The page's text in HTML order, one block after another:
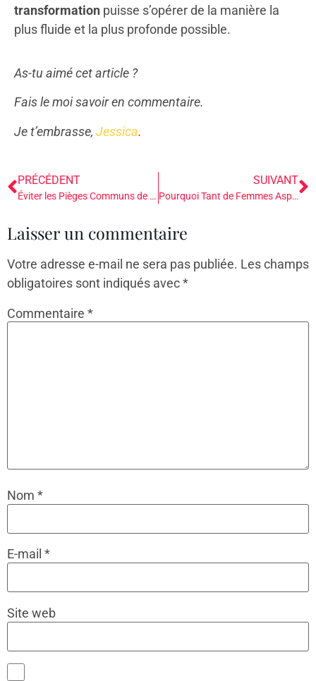
transformation puisse s’opérer de la manière la
plus fluide et la plus profonde possible.
As-tu aimé cet article ?
Fais le moi savoir en commentaire.
Je t’embrasse, Jessica.
PRÉCÉDENT
Éviter les Pièges Communs de l’Animation de Groupe : Ce que J’ai Appris des Plus Grands Facilitateurs
SUIVANT
Pourquoi Tant de Femmes Aspirent au Féminin Sacré : Un Voyage vers la Redécouverte de Soi
Laisser un commentaire
Votre adresse e-mail ne sera pas publiée. Les champs
obligatoires sont indiqués avec*
Commentaire *
Nom *
E-mail *
Site web